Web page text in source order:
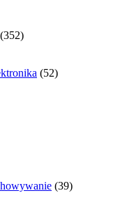
(352)
(52)
(39)